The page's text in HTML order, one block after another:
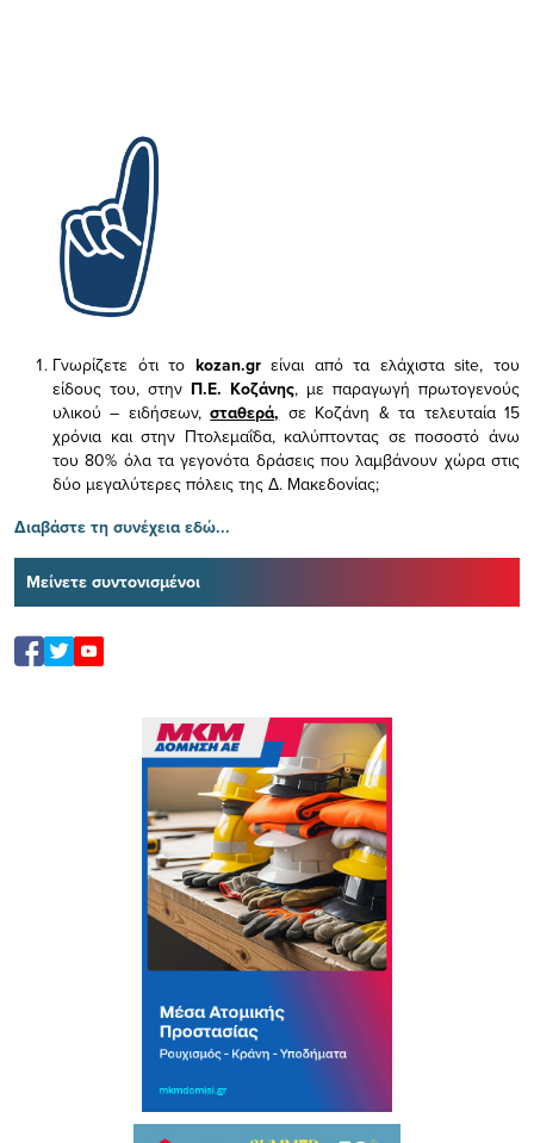
Γνωρίζετε ότι το kozan.gr είναι από τα ελάχισταsite, του
είδους του, στην Π.Ε. Κοζάνης, με παραγωγή πρωτογενούς
υλικού – ειδήσεων,σταθερά, σε Κοζάνη & τα τελευταία 15
χρόνια και στην Πτολεμαΐδα, καλύπτοντας σε ποσοστό άνω
του 80% όλα τα γεγονότα δράσεις που λαμβάνουν χώρα στις
δύο μεγαλύτερες πόλεις της Δ. Μακεδονίας;
Διαβάστε τη συνέχεια εδώ...
Μείνετε συντονισμένοι